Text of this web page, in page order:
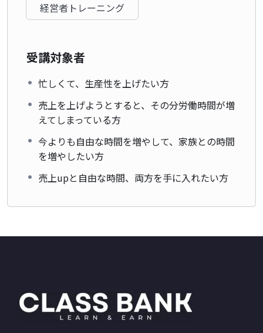
経営者トレーニング
受講対象者
忙しくて、生産性を上げたい方
売上を上げようとすると、その分労働時間が増
えてしまっている方
今よりも自由な時間を増やして、家族との時間
を増やしたい方
売上upと自由な時間、両方を手に入れたい方